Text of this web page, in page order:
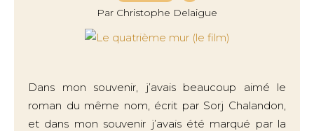
Par Christophe Delaigue
Dans mon souvenir, j’avais beaucoup aimé le
roman du même nom, écrit par Sorj Chalandon,
et dans mon souvenir j’avais été marqué par la